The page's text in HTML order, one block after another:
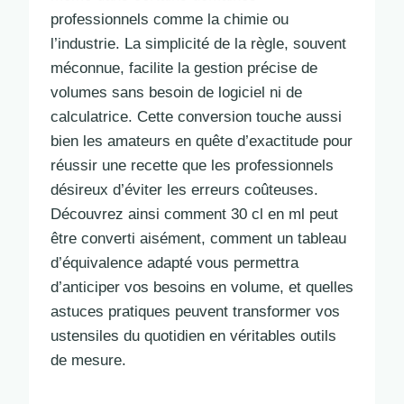
professionnels comme la chimie ou
l’industrie. La simplicité de la règle, souvent
méconnue, facilite la gestion précise de
volumes sans besoin de logiciel ni de
calculatrice. Cette conversion touche aussi
bien les amateurs en quête d’exactitude pour
réussir une recette que les professionnels
désireux d’éviter les erreurs coûteuses.
Découvrez ainsi comment 30 cl en ml peut
être converti aisément, comment un tableau
d’équivalence adapté vous permettra
d’anticiper vos besoins en volume, et quelles
astuces pratiques peuvent transformer vos
ustensiles du quotidien en véritables outils
de mesure.